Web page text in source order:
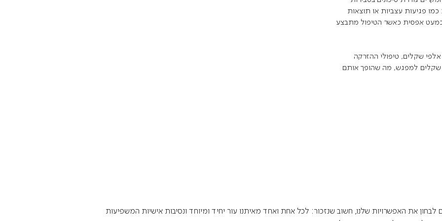
פגיעות עצביות או תוצאות
כמעט אפסית כאשר הטיפול מתבצע
שקלים, טיפולי ההזרקה
שקלים למפגש, מה שהופך אותם
לבחון את האפשרויות שלנו, חשוב שנזכור: לכל אחת ואחד מאיתנו עור יחיד ומיוחד ונסיבות אישיות המשפיעות